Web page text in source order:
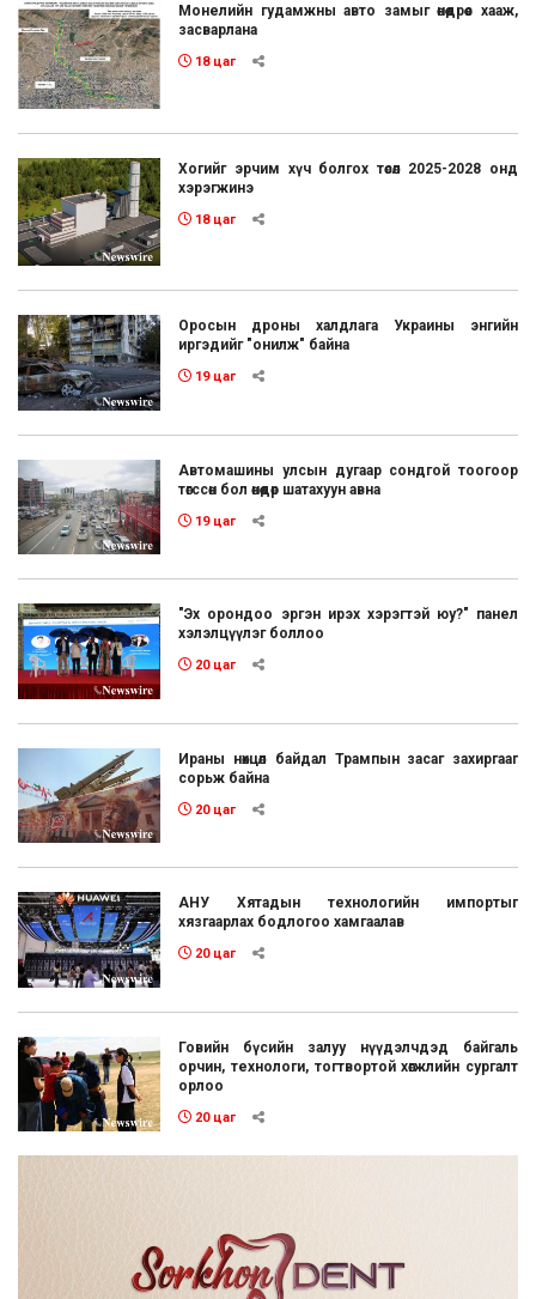
Монелийн гудамжны авто замыг өнөөдрөөс хааж,
засварлана
18 цаг
Хогийг эрчим хүч болгох төсөл 2025-2028 онд
хэрэгжинэ
18 цаг
Оросын дроны халдлага Украины энгийн
иргэдийг "онилж" байна
19 цаг
Автомашины улсын дугаар сондгой тоогоор
төгссөн бол өнөөдөр шатахуун авна
19 цаг
"Эх орондоо эргэн ирэх хэрэгтэй юу?" панел
хэлэлцүүлэг боллоо
20 цаг
Ираны нөхцөл байдал Трампын засаг захиргааг
сорьж байна
20 цаг
АНУ Хятадын технологийн импортыг
хязгаарлах бодлогоо хамгаалав
20 цаг
Говийн бүсийн залуу нүүдэлчдэд байгаль
орчин, технологи, тогтвортой хөгжлийн сургалт
орлоо
20 цаг